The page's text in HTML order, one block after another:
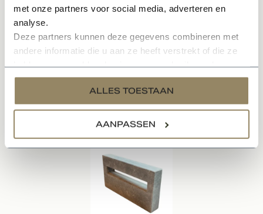
met onze partners voor social media, adverteren en
analyse.
Deze partners kunnen deze gegevens combineren met
andere informatie die u aan ze heeft verstrekt of die ze
services.
ALLES TOESTAAN
AANPASSEN
Documenten
Reviews
Gerelateerde producten